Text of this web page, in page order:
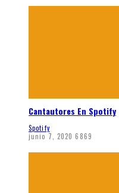
Cantautores En Spotify
Spotify
junio 7, 2020 6869